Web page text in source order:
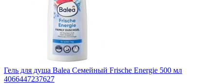
Гель для душа Balea Семейный Frische Energie 500 мл
4066447237627